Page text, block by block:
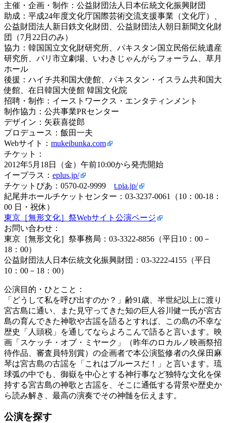
主催・企画・制作：公益財団法人日本伝統文化振興財団
助成：平成24年度文化庁国際芸術交流支援事業（文化庁）、
公益財団法人新日鉄文化財団、公益財団法人朝日新聞文化財
団（7月22日のみ）
協力：韓国国立文化財研究所、パキスタン国立民俗伝統遺産
研究所、パリ市立劇場、いわきじゃんがらフォーラム、草月
ホール
後援：ハイチ共和国大使館、パキスタン・イスラム共和国大
使館、在日韓国大使館 韓国文化院
招聘・制作：イーストワークス・エンタティンメント
制作協力：公共事業PRセンター
デザイン：矢萩喜從郎
プロデュース：飯田一夫
Webサイト： mukeibunka.com
チケット：
2012年5月18日（金）午前10:00から発売開始
イープラス： eplus.jp/
チケットぴあ：0570-02-9999 t.pia.jp/
紀尾井ホールチケットセンター：03-3237-0061（10：00-18：
00 日・祝休）
東京［無形文化］祭Webサイト公演ページ
お問い合わせ：
東京［無形文化］祭事務局：03-3322-8856（平日10：00－
18：00）
公益財団法人日本伝統文化振興財団：03-3222-4155（平日
10：00－18：00）
公演目的・ひとこと：
「どうして私を呼び出すのか？」齢91歳、半世紀以上に渡り
宮古島に通い、また見守ってきた知の巨人谷川健一氏が宮古
島の育んできた神歌や古謡を語るとすれば、この島の不幸な
歴史「人頭税」を通してならよろこんで語ると言います。映
画「スケッチ・オブ・ミヤーク」（昨年のロカルノ映画祭招
待作品、審査員特別賞）の企画者で本公演監修者の久保田麻
琴は宮古島の古謡を「これはブルースだ！」と言います。琉
球弧の中でも、御嶽を中心とする神行事など独特な文化を保
持する宮古島の神歌と古謡を、そこに通低する背景や歴史か
ら読み解き、最高の演奏でその神髄を伝えます。
公演を探す